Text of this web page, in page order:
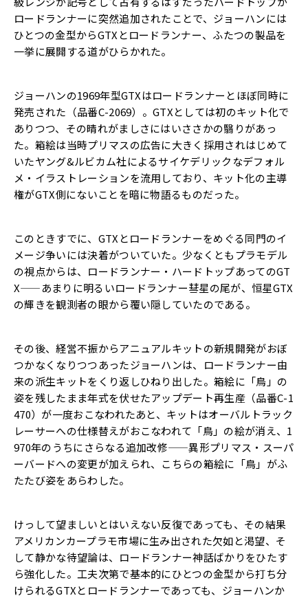
ロードランナーに突然追加されたことで、ジョーハンには
ひとつの金型からGTXとロードランナー、ふたつの製品を
一挙に展開する道がひらかれた。
ジョーハンの1969年型GTXはロードランナーとほぼ同時に
発売された（品番C-2069）。GTXとしては初のキット化で
ありつつ、 その晴れがましさにはいささかの翳りがあっ
た。 箱絵は当時プリマスの広告に大きく採用されはじめて
いたヤング&ルビカム社によるサイケデリックなデフォル
メ・ イラストレーションを流用しており、 キット化の主導
権がGTX側にないことを暗に物語るものだった。
このときすでに、 GTXとロードランナーをめぐる同門のイ
メージ争いには決着がついていた。少なくともプラモデル
の視点からは、ロードランナー・ ハードトップあってのGT
X——あまりに明るいロードランナー彗星の尾が、恒星GTX
の輝きを観測者の眼から覆い隠していたのである。
その後、経営不振からアニュアルキットの新規開発がおぼ
つかなくなりつつあったジョーハンは、
ロードランナー由
来の派生キットをくり返しひねり出した。箱絵に「鳥」の
姿を残したまま年式を伏せたアップデート再生産（品番C-1
470）が一度おこなわれたあと、 キットはオーバルトラック
レーサーへの仕様替えがおこなわれて「鳥」の絵が消え、1
970年のうちにさらなる追加改修——異形プリマス・スーパ
ーバードへの変更が加えられ、 こちらの箱絵に「鳥」がふ
たたび姿をあらわした。
けっして望ましいとはいえない反復であっても、 その結果
アメリカンカープラモ市場に生み出された欠如と渇望、 そ
して静かな待望論は、 ロードランナー神話ばかりをひたす
ら強化した。 工夫次第で基本的にひとつの金型から打ち分
けられるGTXとロー ドランナーであっても、 ジョーハンか